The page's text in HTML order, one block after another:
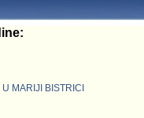
MARIJI BISTRICI